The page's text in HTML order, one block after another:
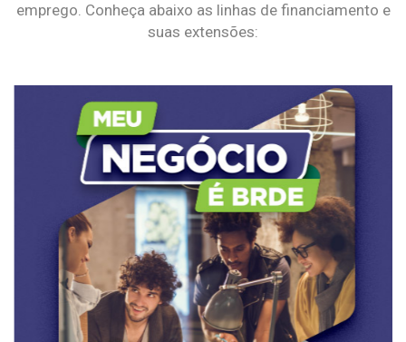
emprego. Conheça abaixo as linhas de financiamento e
suas extensões: